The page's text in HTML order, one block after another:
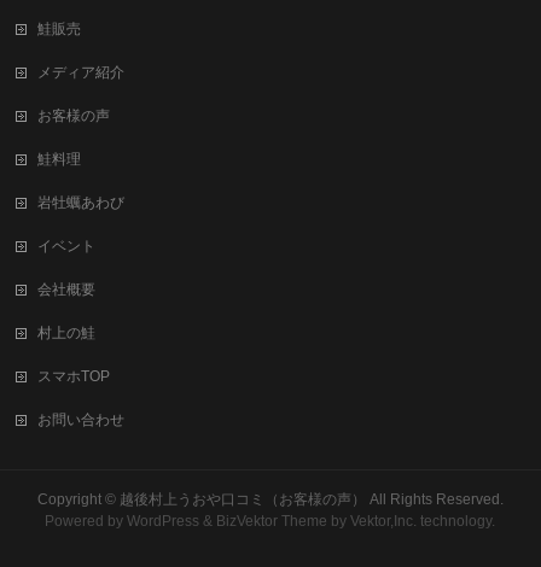
鮭販売
メディア紹介
お客様の声
鮭料理
岩牡蠣あわび
イベント
会社概要
村上の鮭
スマホTOP
お問い合わせ
Copyright © 越後村上うおや口コミ（お客様の声）
All Rights Reserved.
Powered byWordPress & BizVektor Theme by Vektor,Inc. technology.